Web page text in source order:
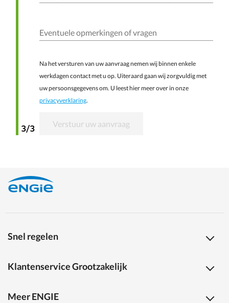
3/3
Eventuele opmerkingen of vragen
Na het versturen van uw aanvraag nemen wij binnen enkele
werkdagen contact met u op. Uiteraard gaan wij zorgvuldig met
uw persoonsgegevens om. U leest hier meer over in onze
privacyverklaring.
Verstuur uw aanvraag
Snel regelen
Klantenservice Grootzakelijk
Meer ENGIE